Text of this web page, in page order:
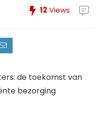
12Views